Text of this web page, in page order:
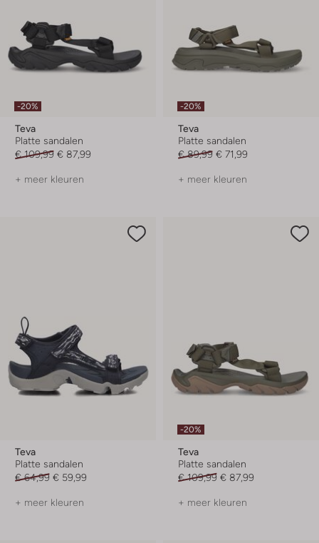
-20%
Teva
Platte sandalen
€ 109,99 € 87,99
+ meer kleuren
-20%
Teva
Platte sandalen
€ 89,99 € 71,99
+ meer kleuren
Teva
Platte sandalen
€ 64,99 € 59,99
+ meer kleuren
-20%
Teva
Platte sandalen
€ 109,99 € 87,99
+ meer kleuren